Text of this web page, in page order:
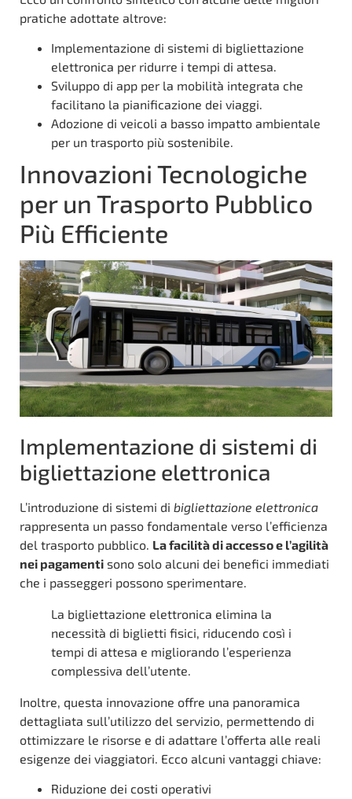
pratiche adottate altrove:
Implementazione di sistemi di bigliettazione
elettronica per ridurre i tempi di attesa.
Sviluppo di app per la mobilità integrata che
facilitano la pianificazione dei viaggi.
Adozione di veicoli a basso impatto ambientale
per un trasporto più sostenibile.
Innovazioni Tecnologiche
per un Trasporto Pubblico
Più Efficiente
Implementazione di sistemi di
bigliettazione elettronica
L’introduzione di sistemi di bigliettazione elettronica
rappresenta un passo fondamentale verso l’efficienza
del trasporto pubblico. La facilità di accesso e l’agilità
nei pagamenti sono solo alcuni dei benefici immediati
che i passeggeri possono sperimentare.
La bigliettazione elettronica elimina la
necessità di biglietti fisici, riducendo così i
tempi di attesa e migliorando l’esperienza
complessiva dell’utente.
Inoltre, questa innovazione offre una panoramica
dettagliata sull’utilizzo del servizio, permettendo di
ottimizzare le risorse e di adattare l’offerta alle reali
esigenze dei viaggiatori. Ecco alcuni vantaggi chiave:
Riduzione dei costi operativi